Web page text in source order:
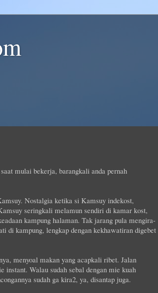
mulai bekerja, barangkali anda pernah
Nostalgia ketika si Kamsuy indekost,
seringkali melamun sendiri di kamar kost,
kampung halaman. Tak jarang pula mengira-
di kampung, lengkap dengan kekhawatiran digebet
menyoal makan yang acapkali ribet. Jalan
instant. Walau sudah sebal dengan mie kuah
sudah ga kira2, ya, disantap juga.